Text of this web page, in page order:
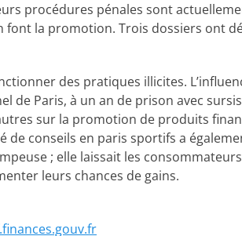
procédures pénales sont
font la promotion. Trois dossiers ont
des pratiques illicites.
Paris, à un an de prison avec
sur la promotion de produits
de conseils en paris sportifs a
; elle laissait les
leurs chances de gains.